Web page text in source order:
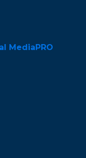
MediaPRO